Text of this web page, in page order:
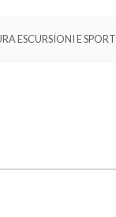
ESCURSIONI E SPORT